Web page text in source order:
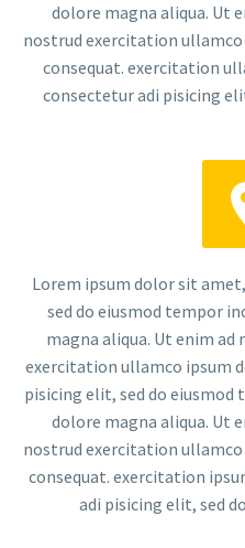
dolore magna aliqua. Ut
nostrud exercitation
consequat. exercitation
consectetur adi pisicing
Lorem ipsum dolor sit
sed do eiusmod tempor
magna aliqua. Ut enim
exercitation ullamco ipsum
pisicing elit, sed do
dolore magna aliqua. Ut
nostrud exercitation
consequat. exercitation
adi pisicing elit, sed